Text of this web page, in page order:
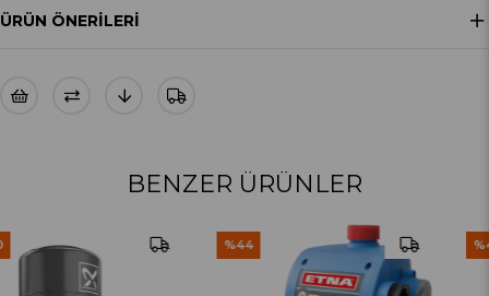
ÜRÜN ÖNERILERI
BENZER ÜRÜNLER
%44 %48